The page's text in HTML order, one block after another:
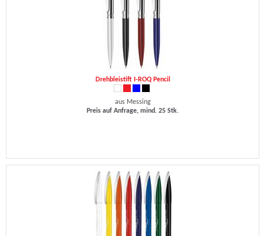
Drehbleistift I-ROQ Pencil
aus Messing
Preis auf Anfrage, mind. 25 Stk.